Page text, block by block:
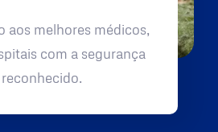
aos melhores médicos,
com a segurança